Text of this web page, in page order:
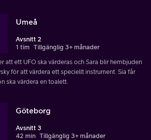
Umeå
Avsnitt 2
1 tim Tillgänglig 3+ månader
att ett UFO ska värderas och Sara blir hembjuden
för att värdera ett speciellt instrument. Sia får
ska värdera en toalett.
Göteborg
Avsnitt 3
42 min Tillgänglig 3+ månader